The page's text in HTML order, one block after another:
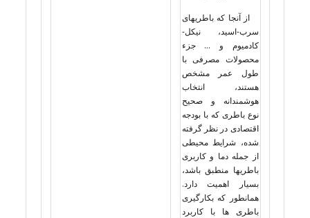
از آنجا که باطریهای
سرب-اسید، نیکل-
کادمیوم و … جزء
محصولات مصرفی با
طول عمر مشخص
هستند، انتخاب
هوشمندانه و صحیح
نوع باطری که با بودجه
اقتصادی در نظر گرفته
شده، شرایط محیطی
از جمله دما و کاربری
باطریها منطبق باشد،
بسیار اهمیت دارد.
همانطور که بکارگیری
باطری ها با کاربرد